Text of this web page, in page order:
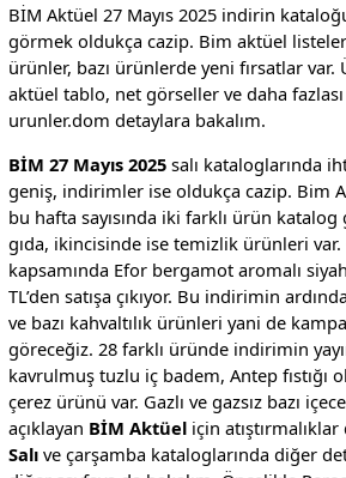
BİM Aktüel 27 Mayıs 2025 indirin
görmek oldukça cazip. Bim aktüel
ürünler, bazı ürünlerde yeni fırsatlar
aktüel tablo, net görseller ve daha
urunler.dom detaylara bakalım.
BİM 27 Mayıs 2025salı kataloglarında
geniş, indirimler ise oldukça cazip. Bim
bu hafta sayısında iki farklı ürün
gıda, ikincisinde ise temizlik ürünleri var.
kapsamında Efor bergamot aromalı
TL’den satışa çıkıyor. Bu indirimin
ve bazı kahvaltılık ürünleri yani de
göreceğiz. 28 farklı üründe indirimin
kavrulmuş tuzlu iç badem, Antep fıstığı
çerez ürünü var. Gazlı ve gazsız bazı
açıklayan BİM Aktüeliçin
Salıve çarşamba kataloglarında diğer